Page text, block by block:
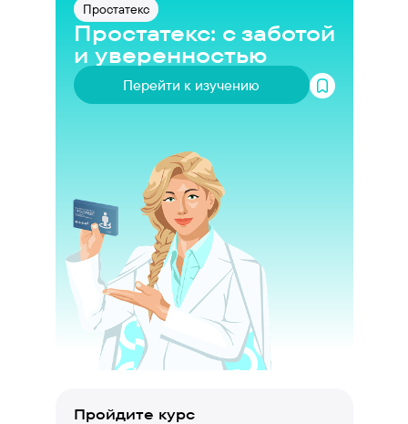
Простатекс
Простатекс: с заботой
и уверенностью
Перейти к изучению
Пройдите курс